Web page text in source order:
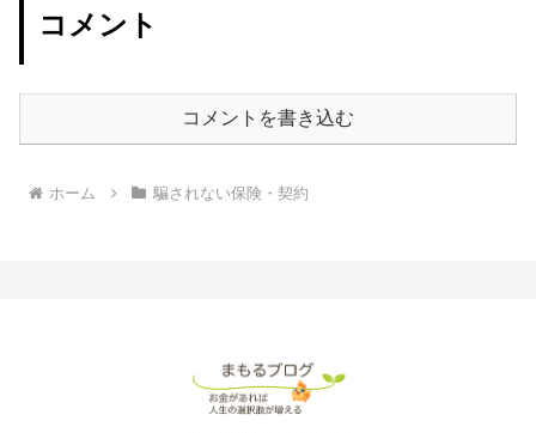
コメント
コメントを書き込む
ホーム 騙されない保険・契約